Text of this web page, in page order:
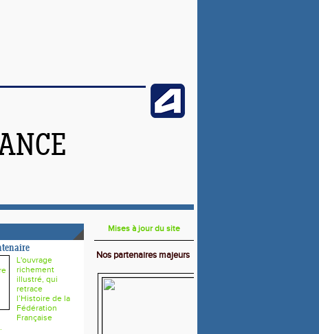
L'ouvrage
richement
illustré, qui
retrace
l’Histoire de la
Fédération
Française
Mises à jour du site
Nos partenaires majeurs